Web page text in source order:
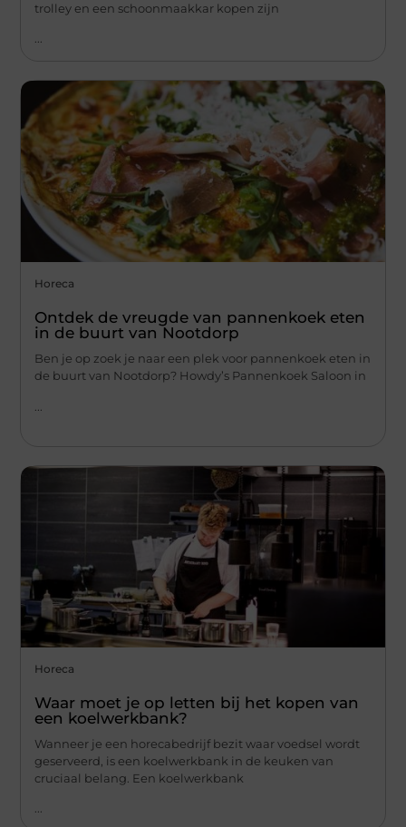
trolley en een schoonmaakkar kopen zijn
...
Horeca
Ontdek de vreugde van pannenkoek eten
in de buurt van Nootdorp
Ben je op zoek je naar een plek voor pannenkoek eten in
de buurt van Nootdorp? Howdy’s Pannenkoek Saloon in
Horeca
Waar moet je op letten bij het kopen van
een koelwerkbank?
Wanneer je een horecabedrijf bezit waar voedsel wordt
geserveerd, is een koelwerkbank in de keuken van
cruciaal belang. Een koelwerkbank
...